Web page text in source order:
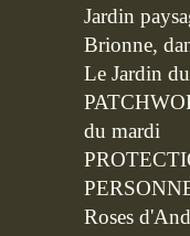
Jardin
Brionne,
Le Jardin
du mardi
Roses